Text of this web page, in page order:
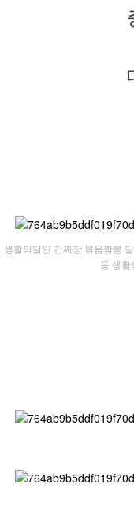
생활의달인 간짜장 볶음짬뽕
동 생활